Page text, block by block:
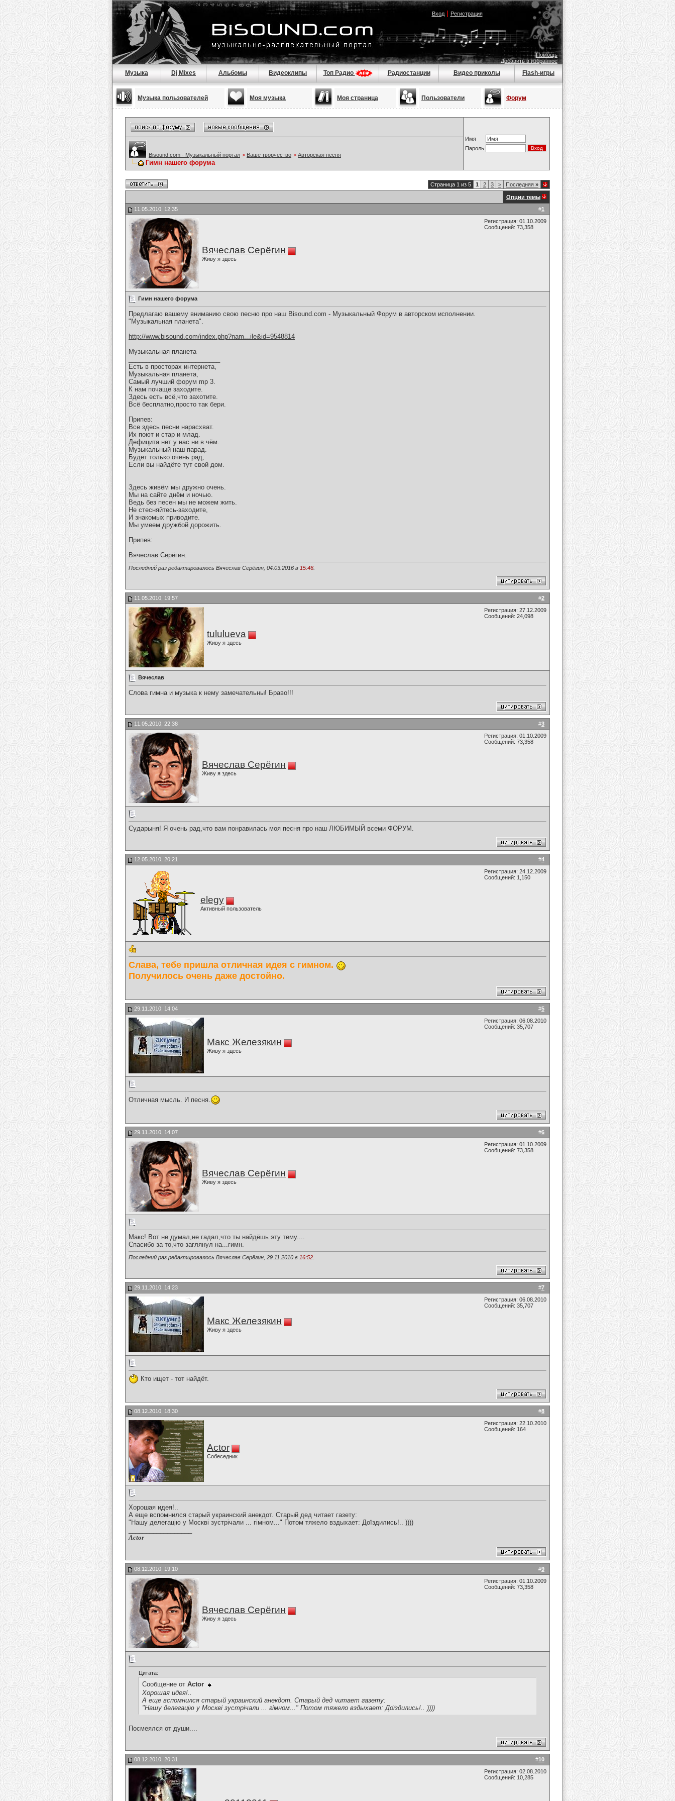
Вход| Регистрация
Помощь
Добавить в избранное
Музыка Dj Mixes Альбомы Видеоклипы Топ Радио Радиостанции Видео приколы Flash-игры
Музыка пользователей Моя музыка Моя страница Пользователи Форум
Имя
Пароль
Bisound.com - Музыкальный портал > Ваше творчество > Авторская песня
Гимн нашего форума
Страница 1 из 5 1 2 3 > Последняя »
Опции темы
#1
11.05.2010, 12:35
Вячеслав Серёгин
Живу я здесь
Регистрация: 01.10.2009
Сообщений: 73,358
Гимн нашего форума
Предлагаю вашему вниманию свою песню про наш Bisound.com - Музыкальный Форум в авторском исполнении.
"Музыкальная планета".
http://www.bisound.com/index.php?nam...ile&id=9548814
Музыкальная планета
Есть в просторах интернета,
Музыкальная планета,
Самый лучший форум mp 3.
К нам почаще заходите.
Здесь есть всё,что захотите.
Всё бесплатно,просто так бери.
Припев:
Все здесь песни нарасхват.
Их поют и стар и млад.
Дефицита нет у нас ни в чём.
Музыкальный наш парад.
Будет только очень рад,
Если вы найдёте тут свой дом.
Здесь живём мы дружно очень.
Мы на сайте днём и ночью.
Ведь без песен мы не можем жить.
Не стесняйтесь-заходите,
И знакомых приводите.
Мы умеем дружбой дорожить.
Припев:
Вячеслав Серёгин.
Последний раз редактировалось Вячеслав Серёгин, 04.03.2016 в 15:46
#2
11.05.2010, 19:57
tululueva
Живу я здесь
Регистрация: 27.12.2009
Сообщений: 24,098
Вячеслав
Слова гимна и музыка к нему замечательны! Браво!!!
#3
11.05.2010, 22:38
Вячеслав Серёгин
Живу я здесь
Регистрация: 01.10.2009
Сообщений: 73,358
Сударыня! Я очень рад,что вам понравилась моя песня про наш ЛЮБИМЫЙ всеми ФОРУМ.
#4
12.05.2010, 20:21
elegy
Активный пользователь
Регистрация: 24.12.2009
Сообщений: 1,150
Слава, тебе пришла отличная идея с гимном.
Получилось очень даже достойно.
#5
29.11.2010, 14:04
Макс Железякин
Живу я здесь
Регистрация: 06.08.2010
Сообщений: 35,707
Отличная мысль. И песня.
#6
29.11.2010, 14:07
Вячеслав Серёгин
Живу я здесь
Регистрация: 01.10.2009
Сообщений: 73,358
Макс! Вот не думал,не гадал,что ты найдёшь эту тему....
Спасибо за то,что заглянул на...гимн.
Последний раз редактировалось Вячеслав Серёгин, 29.11.2010 в 16:52
#7
29.11.2010, 14:23
Макс Железякин
Живу я здесь
Регистрация: 06.08.2010
Сообщений: 35,707
Кто ищет - тот найдёт.
#8
08.12.2010, 18:30
Actor
Собеседник
Регистрация: 22.10.2010
Сообщений: 164
Хорошая идея!..
А еще вспомнился старый украинский анекдот. Старый дед читает газету:
"Нашу делегацію у Москві зустрічали ... гімном..." Потом тяжело вздыхает: Доїздились!.. ))))
Actor
#9
08.12.2010, 19:10
Вячеслав Серёгин
Живу я здесь
Регистрация: 01.10.2009
Сообщений: 73,358
Цитата:
Сообщение от Actor
Хорошая идея!..
А еще вспомнился старый украинский анекдот. Старый дед читает газету:
"Нашу делегацію у Москві зустрічали ... гімном..." Потом тяжело вздыхает: Доїздились!.. ))))
Посмеялся от души....
#10
08.12.2010, 20:31
Регистрация: 02.08.2010
Сообщений: 10,285